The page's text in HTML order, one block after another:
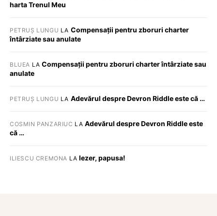
harta Trenul Meu
PETRUȘ LUNGU LA Compensații pentru zboruri charter
întârziate sau anulate
BLUEA LACompensații pentru zboruri charter întârziate sau
anulate
PETRUȘ LUNGU LA Adevărul despre Devron Riddle este că …
COSMIN PANZARIUC LA Adevărul despre Devron Riddle este
că …
ILIESCU CREMONA LA Iezer, papusa!